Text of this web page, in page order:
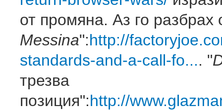
от промяна. Аз го разбрах
Messina":http://
standards-and-a-call-fo.... "
трезва
позиция":http://